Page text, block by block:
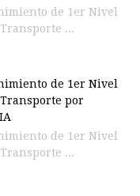
de 1er Nivel
...
de 1er Nivel
por
de 1er Nivel
...